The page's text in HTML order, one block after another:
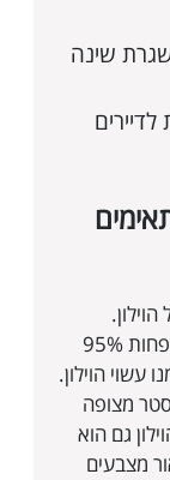
שינה
איכותיים צריכים לחסום לפחות 95%
הוילון.
מצופה
גם הוא
מצבעים